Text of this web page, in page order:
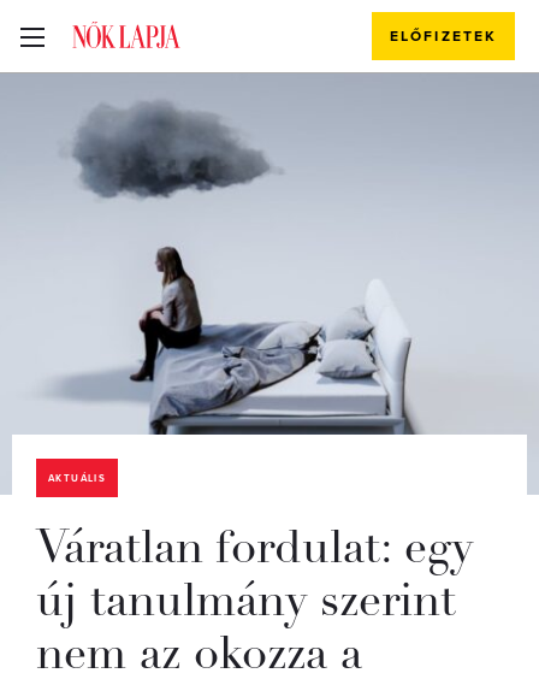
ELŐFIZETEK
AKTUÁLIS
Váratlan fordulat: egy
új tanulmány szerint
nem az okozza a